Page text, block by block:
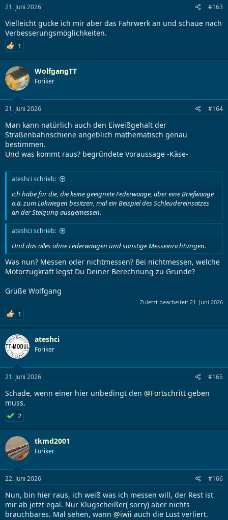
21. Juni 2026 #163
Vielleicht gucke ich mir aber das Fahrwerk an und schaue nach
Verbesserungsmöglichkeiten.
1
WolfgangTT
Foriker
21. Juni 2026 #164
Man kann natürlich auch den Eiweißgehalt der
Straßenbahnschiene angeblich mathematisch genau
bestimmen.
Und was kommt raus? begründete Voraussage -Käse-
ateshci schrieb:
ich habe für die, die keine geeignete Federwaage, aber eine Briefwaage
o.ä. zum Lokwiegen besitzen, mal ein Beispiel des Schleudereinsatzes
an der Steigung ausgemessen.
ateshci schrieb:
Und das alles ohne Federwaagen und sonstige Messeinrichtungen.
Was nun? Messen oder nichtmessen? Bei nichtmessen, welche
Motorzugkraft legst Du Deiner Berechnung zu Grunde?
Grüße Wolfgang
Zuletzt bearbeitet: 21. Juni 2026
1
ateshci
Foriker
21. Juni 2026 #165
Schade, wenn einer hier unbedingt den @Fortschritt geben
muss.
2
tkmd2001
Foriker
22. Juni 2026 #166
Nun, bin hier raus, ich weiß was ich messen will, der Rest ist
mir ab jetzt egal. Nur Klugscheißer( sorry) aber nichts
brauchbares. Mal sehen, wann @iwii auch die Lust verliert.